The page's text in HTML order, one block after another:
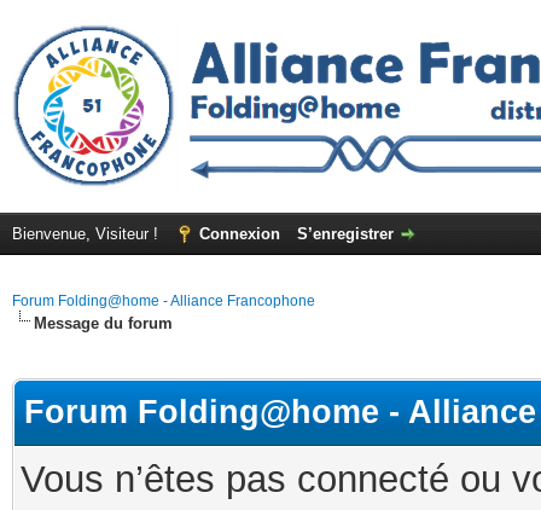
Bienvenue, Visiteur ! Connexion S’enregistrer
Forum Folding@home - Alliance Francophone
Message du forum
Forum Folding@home -
Vous n’êtes pas connecté ou